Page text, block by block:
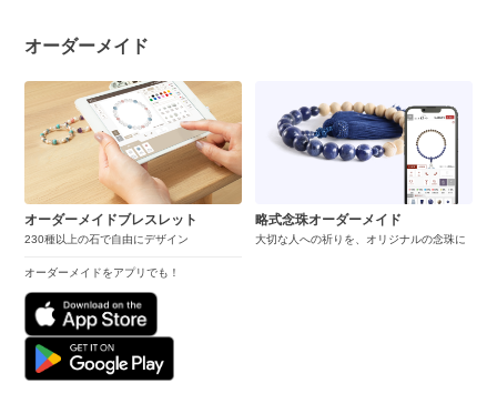
オーダーメイド
オーダーメイドブレスレット
230種以上の石で自由にデザイン
オーダーメイドをアプリでも！
略式念珠オーダーメイド
大切な人への祈りを、オリジナルの念珠に